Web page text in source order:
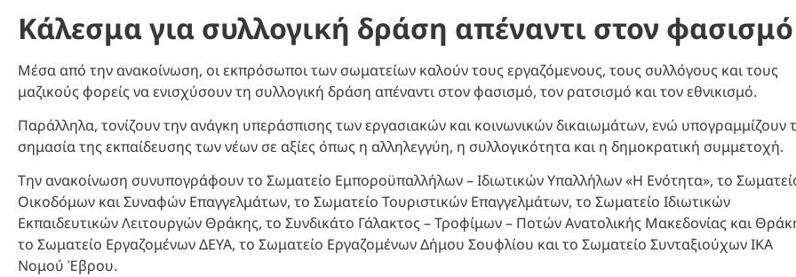
Κάλεσμα για συλλογική δράση απέναντι στον φασισμό
Μέσα από την ανακοίνωση, οι εκπρόσωποι των σωματείων καλούν τους εργαζόμενους, τους συλλόγους και τους
μαζικούς φορείς να ενισχύσουν τη συλλογική δράση απέναντι στον φασισμό, τον ρατσισμό και τον εθνικισμό.
Παράλληλα, τονίζουν την ανάγκη υπεράσπισης των εργασιακών και κοινωνικών δικαιωμάτων, ενώ υπογραμμίζουν
σημασία της εκπαίδευσης των νέων σε αξίες όπως η αλληλεγγύη, η συλλογικότητα και η δημοκρατική συμμετοχή.
Την ανακοίνωση συνυπογράφουν το Σωματείο Εμποροϋπαλλήλων – Ιδιωτικών Υπαλλήλων «Η Ενότητα», το
Οικοδόμων και Συναφών Επαγγελμάτων, το Σωματείο Τουριστικών Επαγγελμάτων, το Σωματείο Ιδιωτικών
Εκπαιδευτικών Λειτουργών Θράκης, το Συνδικάτο Γάλακτος – Τροφίμων – Ποτών Ανατολικής Μακεδονίας και
το Σωματείο Εργαζομένων ΔΕΥΑ, το Σωματείο Εργαζομένων Δήμου Σουφλίου και το Σωματείο Συνταξιούχων ΙΚΑ
Νομού Έβρου.